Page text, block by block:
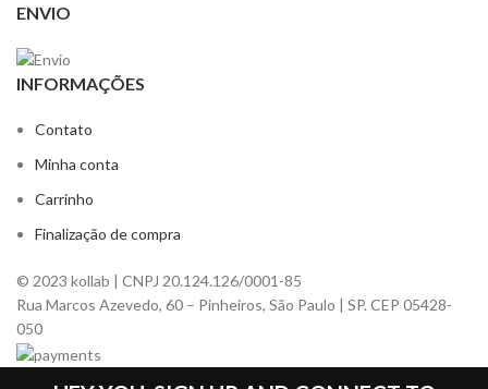
ENVIO
INFORMAÇÕES
Contato
Minha conta
Carrinho
Finalização de compra
© 2023 kollab | CNPJ 20.124.126/0001-85
Rua Marcos Azevedo, 60 – Pinheiros, São Paulo | SP. CEP 05428-
050